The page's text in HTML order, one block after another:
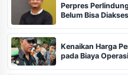
Perpres
Belum Bisa
Kenaikan Harga
pada Biaya